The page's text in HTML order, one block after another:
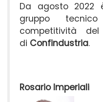
Da agosto 2022
gruppo
competitività
di Confindustria.
Rosario Imperiali